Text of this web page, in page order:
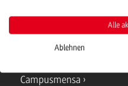
IT Service
Campusmensa
Alle
Ablehnen